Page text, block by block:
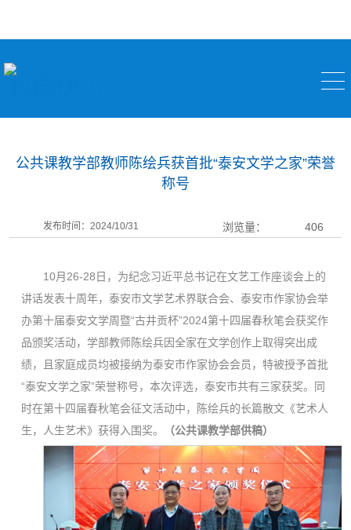
公共课教学部教师陈绘兵获首批“泰安文学之家”荣誉
称号
发布时间：2024/10/31 浏览量： 406
10月26-28日，为纪念习近平总书记在文艺工作座谈会上的
讲话发表十周年，泰安市文学艺术界联合会、泰安市作家协会举
办第十届泰安文学周暨“古井贡杯”2024第十四届春秋笔会获奖作
品颁奖活动，学部教师陈绘兵因全家在文学创作上取得突出成
绩，且家庭成员均被接纳为泰安市作家协会会员，特被授予首批
“泰安文学之家”荣誉称号，本次评选，泰安市共有三家获奖。同
时在第十四届春秋笔会征文活动中，陈绘兵的长篇散文《艺术人
生，人生艺术》获得入围奖。
（公共课教学部供稿）